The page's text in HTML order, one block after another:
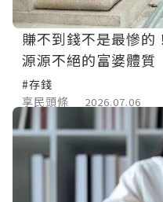
賺不到錢不是最慘的
源源不絕的富婆體質
#存錢
享民頭條
2026.07.06